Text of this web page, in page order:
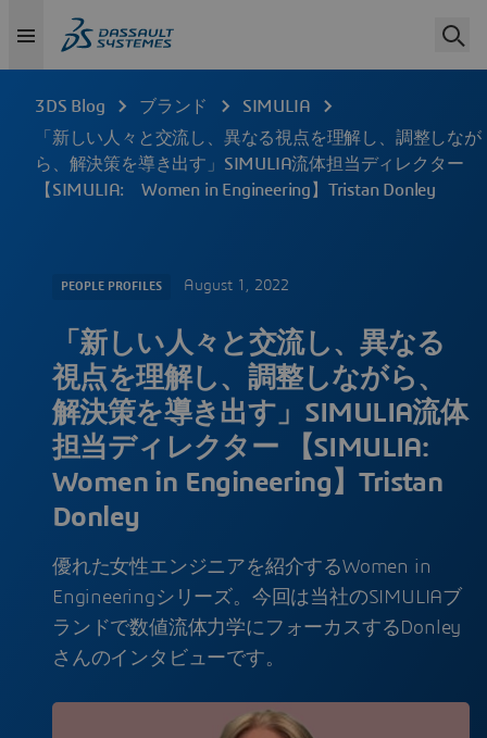
3DS Blog ブランド
SIMULIA
「新しい人々と交流し、異なる視点を理解し、調整しなが
ら、解決策を導き出す」SIMULIA流体担当ディレクター
【SIMULIA: Women in Engineering】Tristan Donley
PEOPLE PROFILES August 1, 2022
「新しい人々と交流し、異なる
視点を理解し、調整しながら、
解決策を導き出す」SIMULIA流体
担当ディレクター 【SIMULIA:
Women in Engineering】Tristan
Donley
優れた女性エンジニアを紹介するWomen in
Engineeringシリーズ。今回は当社のSIMULIAブ
ランドで数値流体力学にフォーカスするDonley
さんのインタビューです。